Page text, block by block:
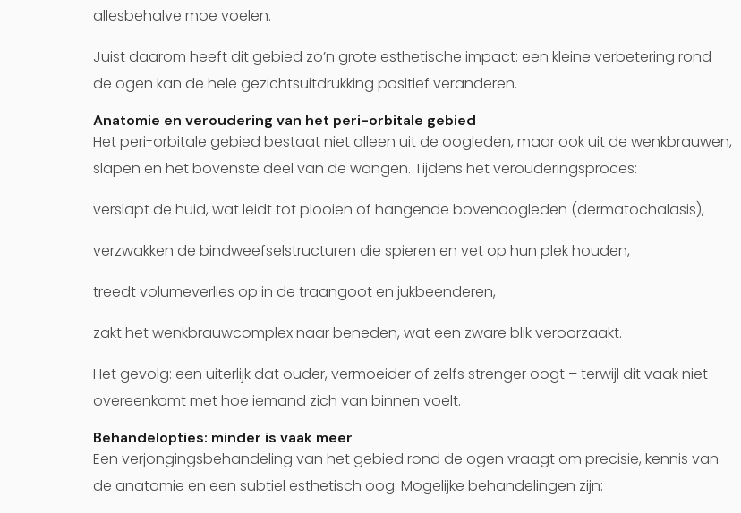
allesbehalve moe voelen.
Juist daarom heeft dit gebied zo’n grote esthetische impact: een kleine verbetering rond
de ogen kan de hele gezichtsuitdrukking positief veranderen.
Anatomie en veroudering van het peri-orbitale gebied
Het peri-orbitale gebied bestaat niet alleen uit de oogleden, maar ook uit de wenkbrauwen,
slapen en het bovenste deel van de wangen. Tijdens het verouderingsproces:
verslapt de huid, wat leidt tot plooien of hangende bovenoogleden (dermatochalasis),
verzwakken de bindweefselstructuren die spieren en vet op hun plek houden,
treedt volumeverlies op in de traangoot en jukbeenderen,
zakt het wenkbrauwcomplex naar beneden, wat een zware blik veroorzaakt.
Het gevolg: een uiterlijk dat ouder, vermoeider of zelfs strenger oogt – terwijl dit vaak niet
overeenkomt met hoe iemand zich van binnen voelt.
Behandelopties: minder is vaak meer
Een verjongingsbehandeling van het gebied rond de ogen vraagt om precisie, kennis van
de anatomie en een subtiel esthetisch oog. Mogelijke behandelingen zijn: